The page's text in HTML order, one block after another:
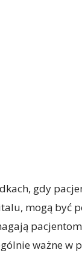
gdy
mogą być
ważne w